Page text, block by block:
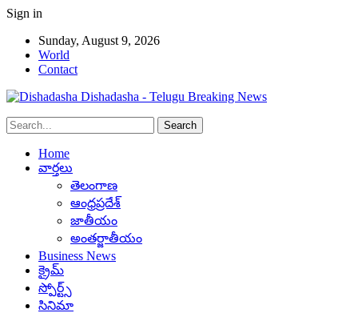
Sign in
Sunday, August 9, 2026
World
Contact
Dishadasha - Telugu Breaking News
Home
వార్తలు
తెలంగాణ
ఆంధ్రప్రదేశ్
జాతీయం
అంతర్జాతీయం
Business News
క్రైమ్
స్పోర్ట్స్
సినిమా